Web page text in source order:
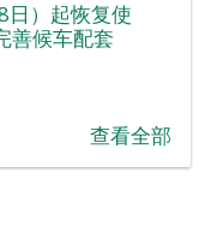
日）起恢复使
候车配套
查看全部